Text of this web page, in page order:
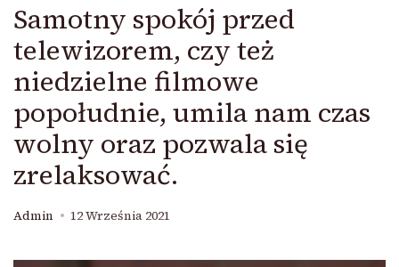
Samotny spokój przed
telewizorem, czy też
niedzielne filmowe
popołudnie, umila nam czas
wolny oraz pozwala się
zrelaksować.
Admin 12 Września 2021